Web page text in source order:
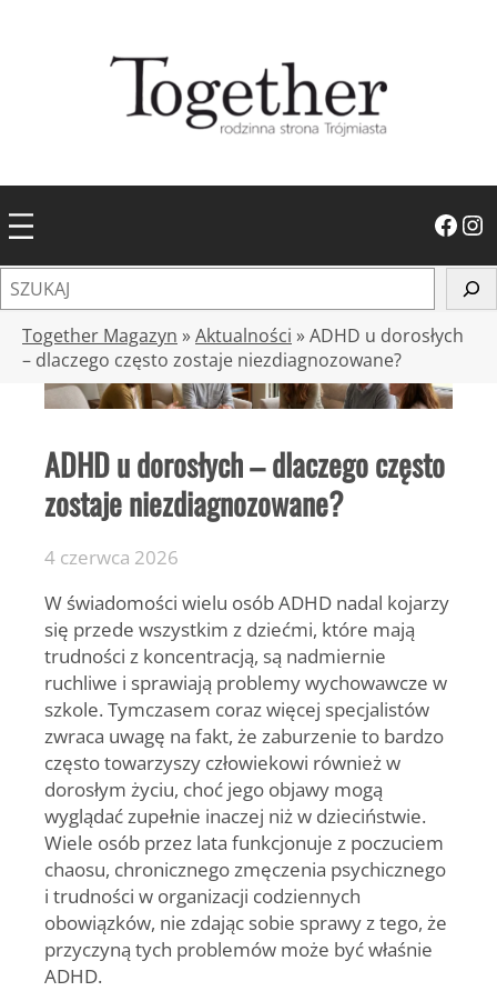
Facebook Instagram
z
Together Magazyn »Aktualności »ADHD u dorosłych
– dlaczego często zostaje niezdiagnozowane?
ADHD u dorosłych – dlaczego często
zostaje niezdiagnozowane?
4 czerwca 2026
W świadomości wielu osób ADHD nadal kojarzy
się przede wszystkim z dziećmi, które mają
trudności z koncentracją, są nadmiernie
ruchliwe i sprawiają problemy wychowawcze w
szkole. Tymczasem coraz więcej specjalistów
zwraca uwagę na fakt, że zaburzenie to bardzo
często towarzyszy człowiekowi również w
dorosłym życiu, choć jego objawy mogą
wyglądać zupełnie inaczej niż w dzieciństwie.
Wiele osób przez lata funkcjonuje z poczuciem
chaosu, chronicznego zmęczenia psychicznego
i trudności w organizacji codziennych
obowiązków, nie zdając sobie sprawy z tego, że
przyczyną tych problemów może być właśnie
ADHD.